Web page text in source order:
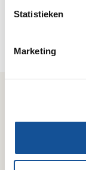
Statistieken
Marketing
Sijperda in
Geruisloze
bereikbaar.